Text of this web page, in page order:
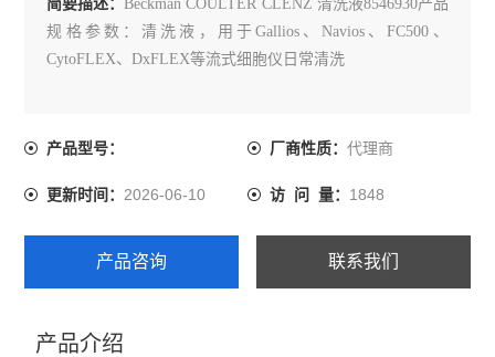
简要描述：Beckman COULTER CLENZ 清洗液8546930产品
规格参数：清洗液，用于Gallios、Navios、FC500、
CytoFLEX、DxFLEX等流式细胞仪日常清洗
产品型号： 厂商性质： 代理商
更新时间：2026-06-10 访 问 量： 1848
产品咨询 联系我们
产品介绍